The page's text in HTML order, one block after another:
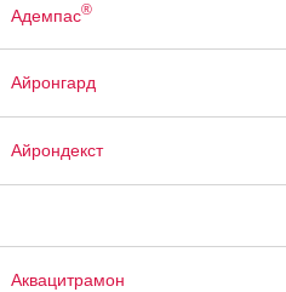
Адемпас®
Айронгард
Айрондекст
Аквацитрамон